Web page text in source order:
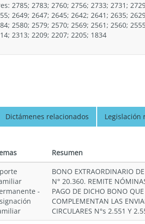
2785; 2783; 2760; 2756; 2733; 2731;
2649; 2647; 2645; 2642; 2641; 2635;
2580; 2579; 2570; 2569; 2561; 2560;
2313; 2209; 2207; 2205; 1834
Dictámenes relacionados Legislación
Resumen
-
BONO EXTRAORDINARIO
N° 20.360. REMITE
PAGO DE DICHO BONO QUE
COMPLEMENTAN LAS
CIRCULARES N°s 2.551 Y